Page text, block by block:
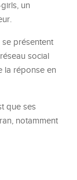
un
présentent
social
la réponse en
que ses
notamment